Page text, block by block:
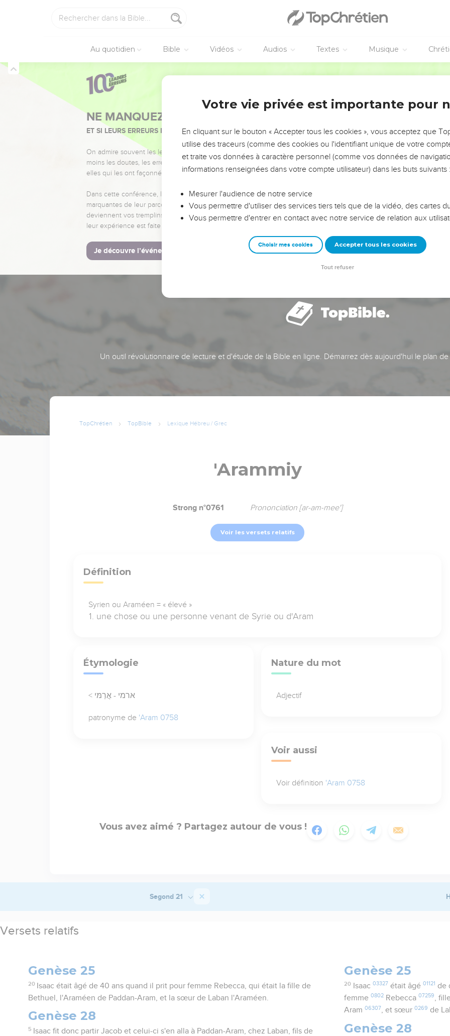
Au quotidien Bible Vidéos Audios Textes Musique
NE MANQUEZ PAS L’ÉVÉNEMENT DE L’ANNÉE !
ET SI LEURS ERREURS POUVAIENT VOUS ÉVITER LES VOTRES ?
On admire souvent les leaders pour leurs réussites, leur impact, leur foi ou leur vision. Mais on voit
moins les doutes, les erreurs et les saisons difficiles qu'ils ont traversés, alors même que ce sont
elles qui les ont façonnés.
Dans cette conférence, leaders, entrepreneurs, et responsables reviennent sur les erreurs
marquantes de leur parcours et les clés pour avancer avec plus de sagesse afin que leurs erreurs
deviennent vos tremplins. Que vous guidiez un ministère, une équipe, un groupe ou une famille,
leur expérience est faite pour vous.
Je découvre l’événement
Un outil révolutionnaire de lecture et d'étude de la Bible en ligne. Démarrez dès aujourd'hui le plan
TopChrétien TopBible Lexique Hébreu / Grec
'Arammiy
Strong n°0761 Prononciation [ar-am-mee']
Voir les versets relatifs
Définition
Syrien ou Araméen = « élevé »
une chose ou une personne venant de Syrie ou d'Aram
Étymologie
< ארמי - אֲרַמּי
patronyme de 'Aram 0758
Nature du mot
Adjectif
Voir aussi
Voir définition 'Aram 0758
Vous avez aimé ? Partagez autour de vous !
Segond 21
Versets relatifs
Genèse 25
20 Isaac était âgé de 40 ans quand il prit pour femme Rebecca, qui était la fille de
Bethuel, l'Araméen de Paddan-Aram, et la sœur de Laban l'Araméen.
Genèse 28
5
Isaac fit donc partir Jacob et celui-ci s'en alla à Paddan-Aram, chez Laban, fils de
Genèse 25
20 Isaac 03327 était âgé 01121 de
femme0802 Rebecca07259,
Aram06307, et sœur0269 de
Genèse 28
Votre vie privée est importante pour
En cliquant sur le bouton « Accepter tous les cookies », vous acceptez que
utilise des traceurs (comme des cookies ou l'identifiant unique de votre
et traite vos données à caractère personnel (comme vos données de
informations renseignées dans votre compte utilisateur) dans les buts suivants :
Mesurer l'audience de notre service
Vous permettre d'utiliser des services tiers tels que de la vidéo, des cartes
Vous permettre d'entrer en contact avec notre service de relation aux
Choisir mes cookies Accepter tous les cookies
Tout refuser